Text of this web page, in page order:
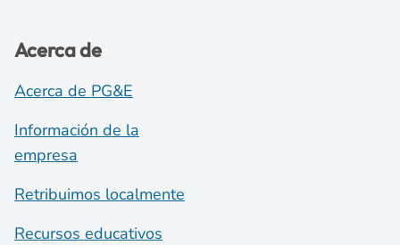
Acerca de
Acerca de PG&E
Información de la
empresa
Retribuimos localmente
Recursos educativos